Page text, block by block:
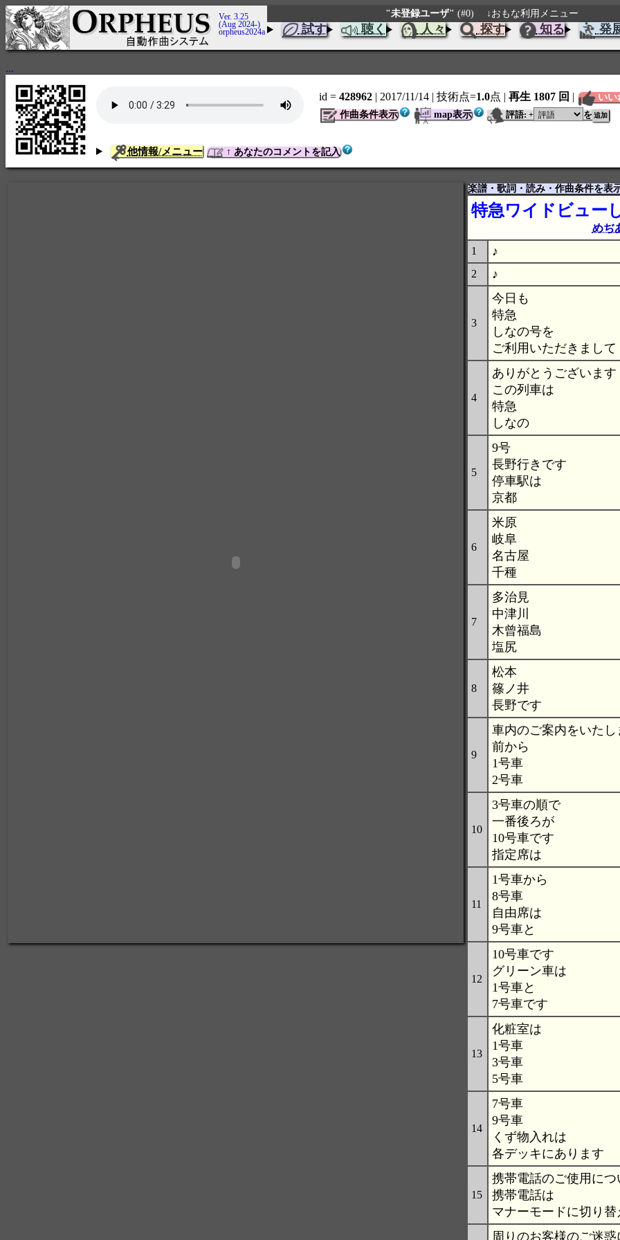
Ver. 3.25
(Aug 2024-)
orpheus2024a
"未登録ユーザ" (#0) ↓おもな利用メニュー
試す 聴く 人々 探す 知る 発
...
id = 428962 | 2017/11/14 | 技術点=1.0点 | 再生 1807 回 |
いい
作曲条件表示
map表示 評語: + を
他情報/メニュー ↑ あなたのコメントを記入
楽譜・歌詞・読み・作曲条件を表
特急ワイドビュー
めぢ
1
♪
2 ♪
3
今日も
特急
しなの号を
ご利用いただきまして
4
ありがとうございます
この列車は
特急
しなの
5
9号
長野行きです
停車駅は
京都
6
米原
岐阜
名古屋
千種
7
多治見
中津川
木曾福島
塩尻
8
松本
篠ノ井
長野です
9
車内のご案内をいたし
前から
1号車
2号車
10
3号車の順で
一番後ろが
10号車です
指定席は
11
1号車から
8号車
自由席は
9号車と
12
10号車です
グリーン車は
1号車と
7号車です
13
化粧室は
1号車
3号車
5号車
14
7号車
9号車
くず物入れは
各デッキにあります
15
携帯電話のご使用に
携帯電話は
マナーモードに切り
周りのお客様のご迷